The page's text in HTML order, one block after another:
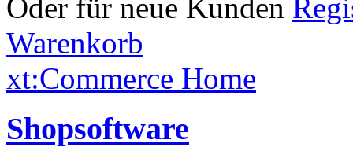
Oder für neue Kunden
Warenkorb
xt:Commerce Home
Shopsoftware